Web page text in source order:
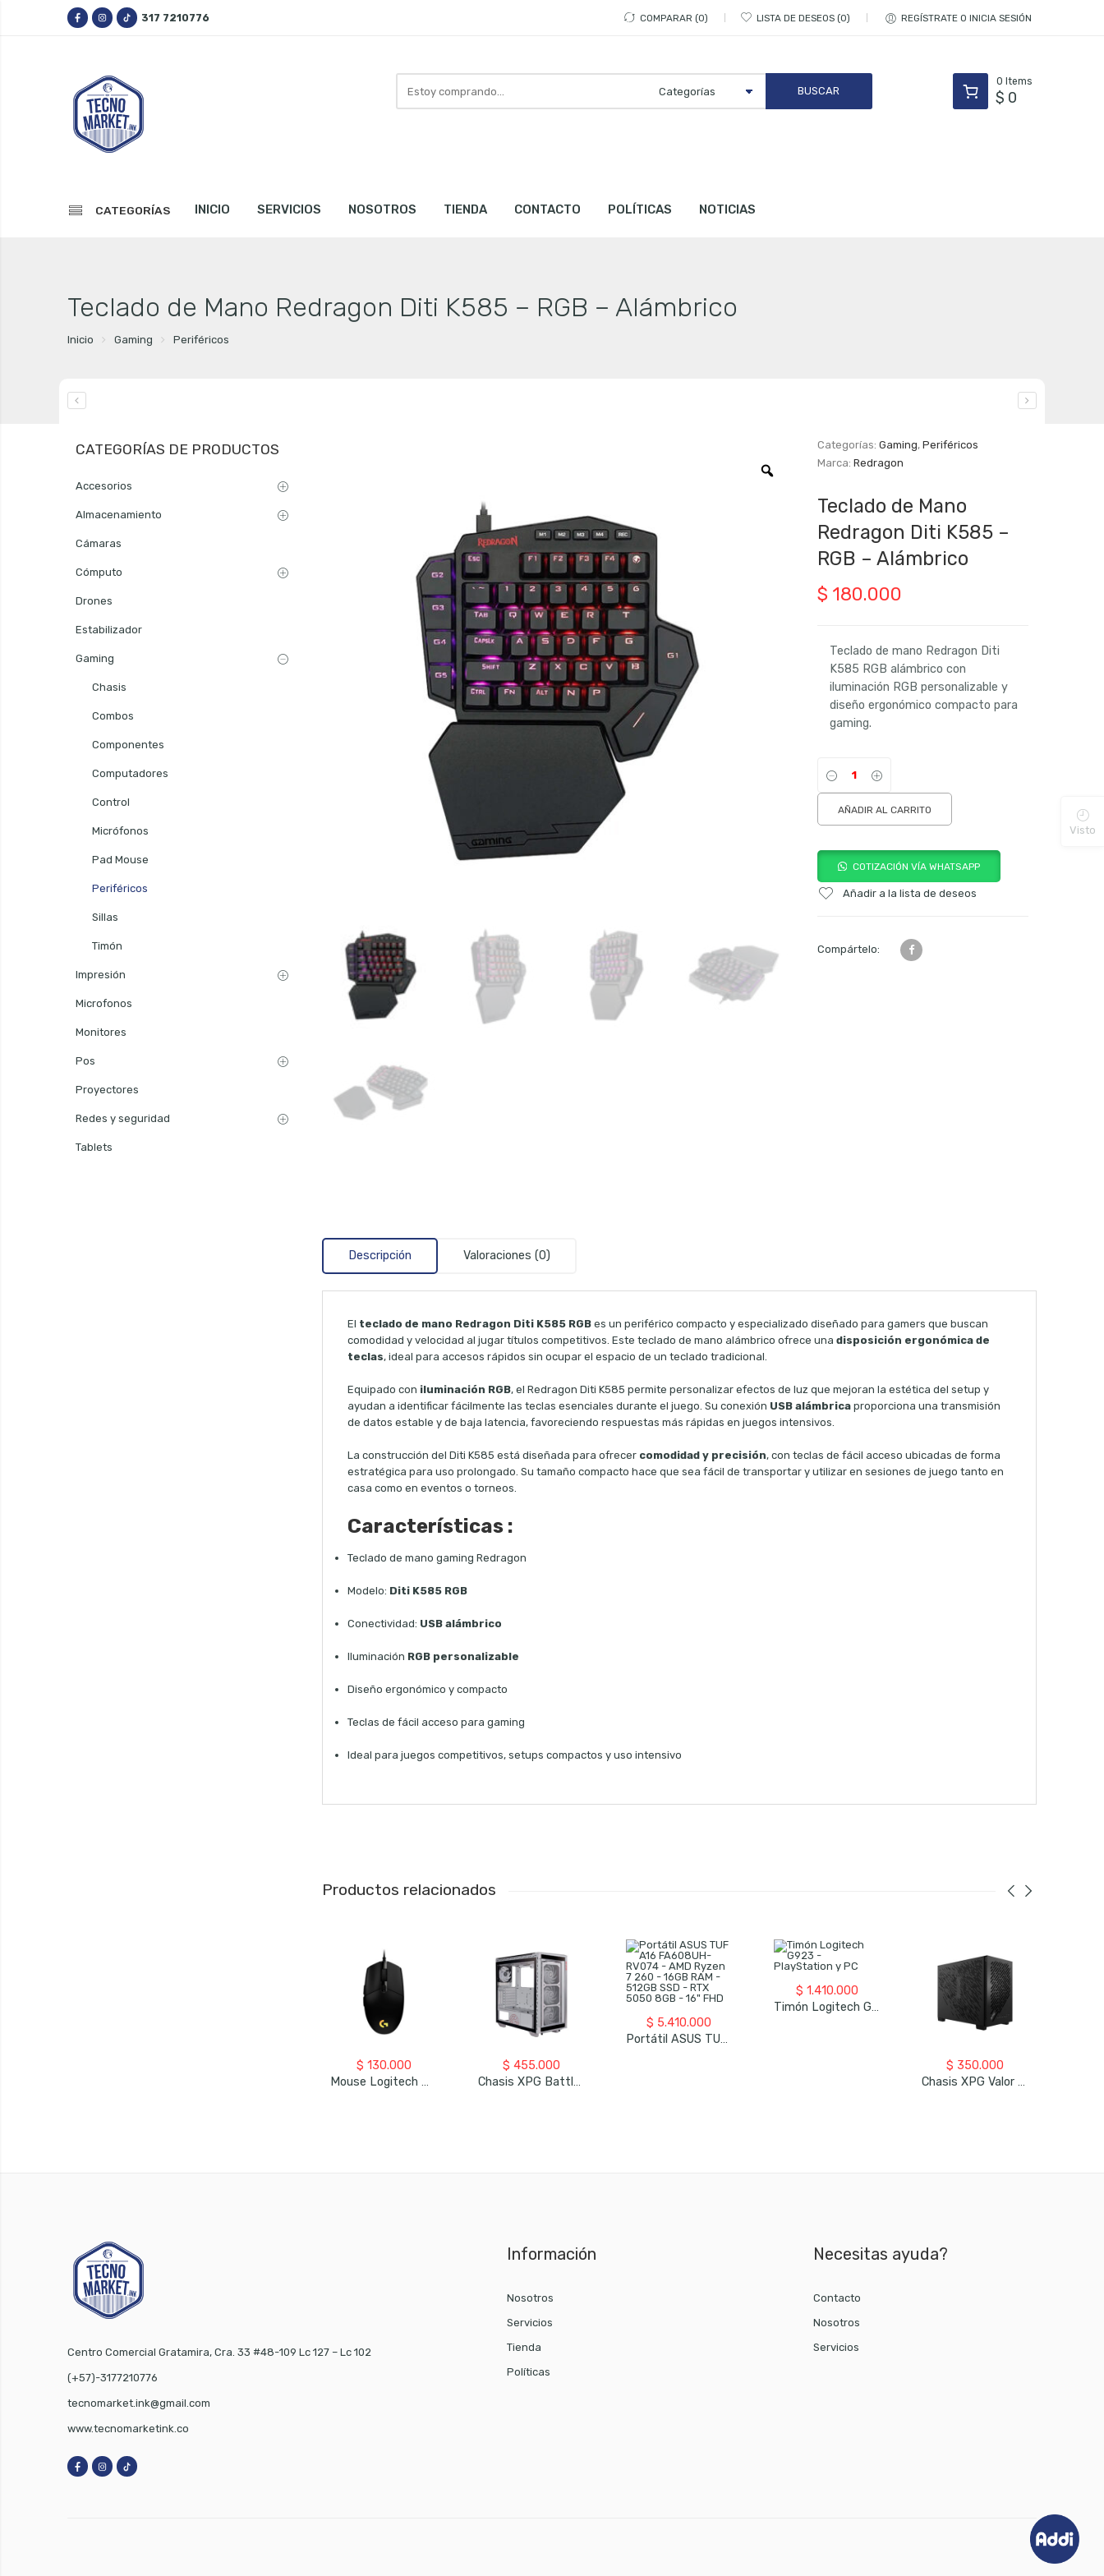
317 7210776 COMPARAR 0 LISTA DE DESEOS 0 REGÍSTRATE O INICIA SESIÓN
aquí
0 Items
$ 0
CATEGORÍAS INICIO SERVICIOS NOSOTROS TIENDA CONTACTO POLÍTICAS NOTICIAS
Teclado de Mano Redragon Diti K585 – RGB – Alámbrico
Inicio Gaming Periféricos
Categorías:Gaming,Periféricos
Marca:Redragon
Teclado de Mano
Redragon Diti K585 –
RGB – Alámbrico
$ 180.000
Teclado de mano Redragon Diti
K585 RGB alámbrico con
iluminación RGB personalizable y
diseño ergonómico compacto para
gaming.
AÑADIR AL CARRITO
COTIZACIÓN VÍA WHATSAPP
Añadir a la lista de deseos
Compártelo:
Descripción Valoraciones (0)
El teclado de mano Redragon Diti K585 RGB es un periférico compacto y especializado diseñado para gamers que buscan
comodidad y velocidad al jugar títulos competitivos. Este teclado de mano alámbrico ofrece una disposición ergonómica de
teclas, ideal para accesos rápidos sin ocupar el espacio de un teclado tradicional.
Equipado con iluminación RGB, el Redragon Diti K585 permite personalizar efectos de luz que mejoran la estética del setup y
ayudan a identificar fácilmente las teclas esenciales durante el juego. Su conexión USB alámbrica proporciona una transmisión
de datos estable y de baja latencia, favoreciendo respuestas más rápidas en juegos intensivos.
La construcción del Diti K585 está diseñada para ofrecer comodidad y precisión, con teclas de fácil acceso ubicadas de forma
estratégica para uso prolongado. Su tamaño compacto hace que sea fácil de transportar y utilizar en sesiones de juego tanto en
casa como en eventos o torneos.
Características :
Teclado de mano gaming Redragon
Modelo: Diti K585 RGB
Conectividad: USB alámbrico
Iluminación RGB personalizable
Diseño ergonómico y compacto
Teclas de fácil acceso para gaming
Ideal para juegos competitivos, setups compactos y uso intensivo
Productos relacionados
$ 130.000
Mouse Logitech G203 – Alámbrico
$ 455.000
Chasis XPG Battlecruiser – Blanco
$ 5.410.000
Portátil ASUS TUF A16 FA608UH-RV074 – AMD Ryzen 7 260 – 16GB RAM – 512GB SSD – RTX 5050 8GB – 16″ FHD
$ 1.410.000
Timón Logitech G923 – PlayStation Y PC
$ 350.000
Chasis XPG Valor Air Nano – Negro
CATEGORÍAS DE PRODUCTOS
Accesorios
Almacenamiento
Cámaras
Cómputo
Drones
Estabilizador
Gaming
Chasis
Combos
Componentes
Computadores
Control
Micrófonos
Pad Mouse
Periféricos
Sillas
Timón
Impresión
Microfonos
Monitores
Pos
Proyectores
Redes y seguridad
Tablets
Centro Comercial Gratamira, Cra. 33 #48-109 Lc 127 – Lc 102
(+57)-3177210776
tecnomarket.ink@gmail.com
www.tecnomarketink.co
Información
Nosotros
Servicios
Tienda
Políticas
Necesitas ayuda?
Contacto
Nosotros
Servicios
Visto